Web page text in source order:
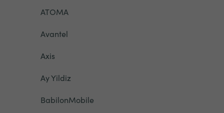
ATOMA
Avantel
Axis
Ay Yildiz
BabilonMobile